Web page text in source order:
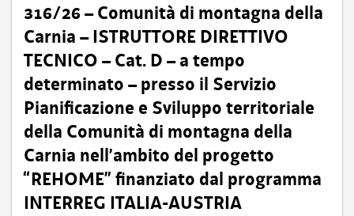
316/26 – Comunità di montagna della
Carnia – ISTRUTTORE DIRETTIVO
TECNICO – Cat. D – a tempo
determinato – presso il Servizio
Pianificazione e Sviluppo territoriale
della Comunità di montagna della
Carnia nell’ambito del progetto
“REHOME” finanziato dal programma
INTERREG ITALIA-AUSTRIA